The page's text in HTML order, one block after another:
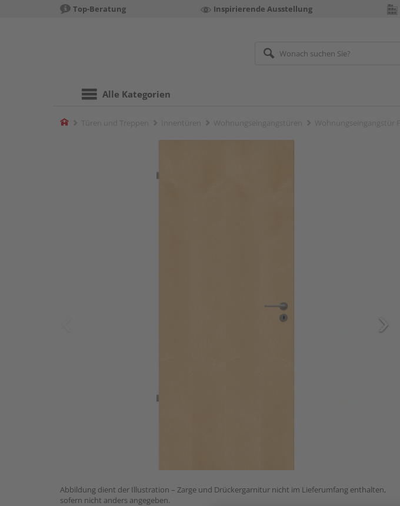
Top-Beratung Inspirierende Ausstellung
Alle Kategorien
Home
Abbildung dient der Illustration – Zarge und Drückergarnitur nicht im Lieferumfang enthalten,
sofern nicht anders angegeben.